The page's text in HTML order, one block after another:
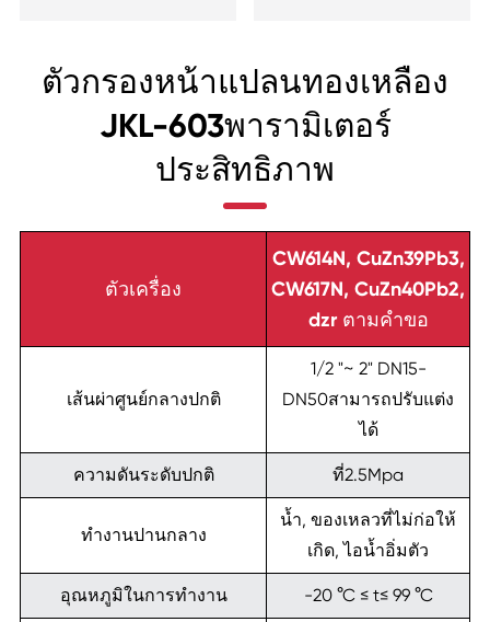
ตัวกรองหน้าแปลนทองเหลือง
JKL-603พารามิเตอร์
ประสิทธิภาพ
ตัวเครื่อง
CW614N, CuZn39Pb3,
CW617N, CuZn40Pb2,
dzr ตามคำขอ
เส้นผ่าศูนย์กลางปกติ
1/2 "~ 2" DN15-
DN50สามารถปรับแต่ง
ได้
ความดันระดับปกติ ที่2.5Mpa
ทำงานปานกลาง
น้ำ, ของเหลวที่ไม่ก่อให้
เกิด, ไอน้ำอิ่มตัว
อุณหภูมิในการทำงาน -20 °C ≤ t≤ 99 °C